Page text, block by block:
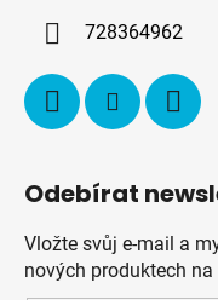
728364962
Odebírat
Vložte svůj e-mail a
nových produktech